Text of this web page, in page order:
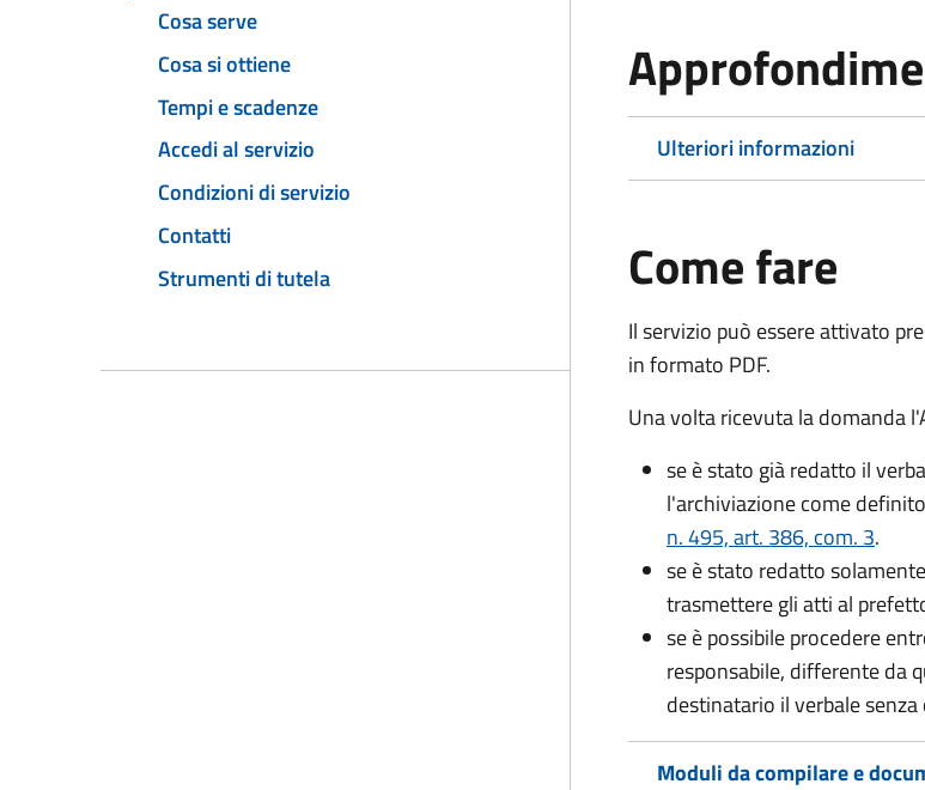
Cosa serve
Cosa si ottiene
Tempi e scadenze
Accedi al servizio
Condizioni di servizio
Contatti
Strumenti di tutela
Ulteriori informazioni
Come fare
Il servizio può essere attivato
in formato PDF.
Una volta ricevuta la domanda
se è stato già redatto il
l'archiviazione come
n. 495, art. 386, com. 3.
se è stato redatto
trasmettere gli atti al
se è possibile procedere
responsabile, differente da
destinatario il verbale
Moduli da compilare e